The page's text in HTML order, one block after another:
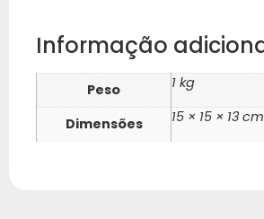
Informação
Peso 1 kg
Dimensões 15 × 15 × 13 cm